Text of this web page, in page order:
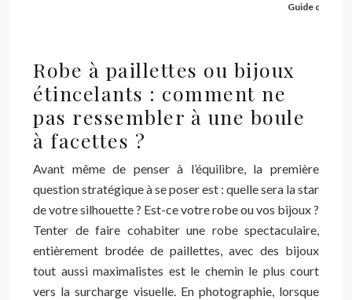
Guide du
Robe à paillettes ou bijoux
étincelants : comment ne
pas ressembler à une boule
à facettes ?
Avant même de penser à l’équilibre, la première
question stratégique à se poser est : quelle sera la star
de votre silhouette ? Est-ce votre robe ou vos bijoux ?
Tenter de faire cohabiter une robe spectaculaire,
entièrement brodée de paillettes, avec des bijoux
tout aussi maximalistes est le chemin le plus court
vers la surcharge visuelle. En photographie, lorsque